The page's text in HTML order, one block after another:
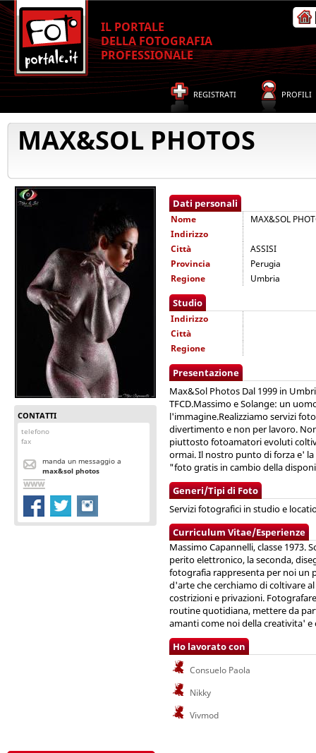
IL PORTALE
DELLA FOTOGRAFIA
PROFESSIONALE
REGISTRATI PROFILI
MAX&SOL PHOTOS
CONTATTI
telefono
fax
manda un messaggio a
max&sol photos
Dati personali
Nome
MAX&SOL
Indirizzo
Città
ASSISI
Provincia
Perugia
Regione
Umbria
Studio
Indirizzo
Città
Regione
Presentazione
Max&Sol Photos Dal 1999 in
TFCD.Massimo e Solange: un
l'immagine.Realizziamo servizi
divertimento e non per lavoro.
piuttosto fotoamatori evoluti
ormai. Il nostro punto di forza e' la
"foto gratis in cambio della
Generi/Tipi di Foto
Servizi fotografici in studio e
Curriculum Vitae/Esperienze
Massimo Capannelli, classe 1973.
perito elettronico, la seconda,
fotografia rappresenta per noi un
d'arte che cerchiamo di coltivare
costrizioni e privazioni.
routine quotidiana, mettere da
amanti come noi della creativita' e
Ho lavorato con
Consuelo Paola
Nikky
Vivmod